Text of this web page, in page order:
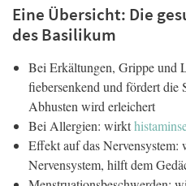
Eine Übersicht: Die
des Basilikum
Bei Erkältungen, Grippe und
fiebersenkend und fördert die
Abhusten wird erleichert
Bei Allergien: wirkt
Effekt auf das
Nervensystem, hilft dem